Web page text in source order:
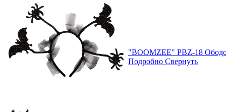
"BOOMZEE" PBZ-18
Подробно Свернуть